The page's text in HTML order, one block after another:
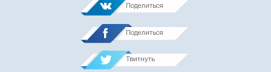
Поделиться
Поделиться
Твитнуть